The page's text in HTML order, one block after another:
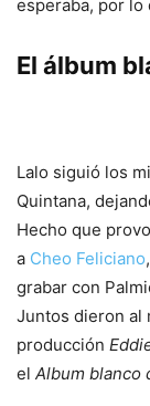
esperaba, por lo
El álbum
Lalo siguió los
Quintana,
Hecho que
a Cheo Feliciano
grabar con
Juntos dieron al
producción
el Album blanco